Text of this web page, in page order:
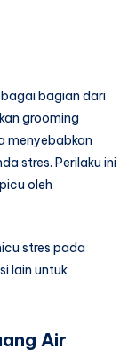
bagian dari
grooming
menyebabkan
stres. Perilaku ini
oleh
stres pada
lain untuk
Air